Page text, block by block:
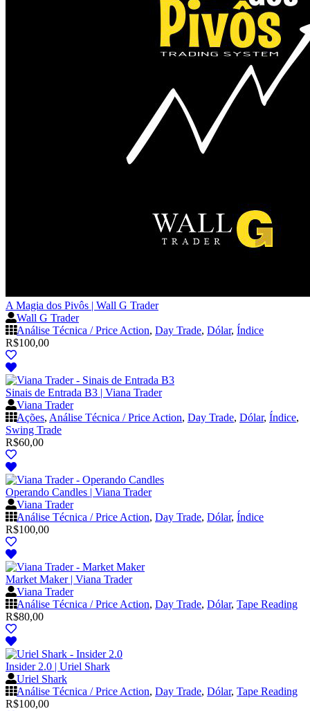
A Magia dos Pivôs | Wall G Trader
Wall G Trader
Análise Técnica / Price Action, Day Trade, Dólar, Índice
R$100,00
Sinais de Entrada B3 | Viana Trader
Viana Trader
Ações, Análise Técnica / Price Action, Day Trade, Dólar, Índice,
Swing Trade
R$60,00
Operando Candles | Viana Trader
Viana Trader
Análise Técnica / Price Action, Day Trade, Dólar, Índice
R$100,00
Market Maker | Viana Trader
Viana Trader
Análise Técnica / Price Action, Day Trade, Dólar, Tape Reading
R$80,00
Insider 2.0 | Uriel Shark
Uriel Shark
Análise Técnica / Price Action, Day Trade, Dólar, Tape Reading
R$100,00